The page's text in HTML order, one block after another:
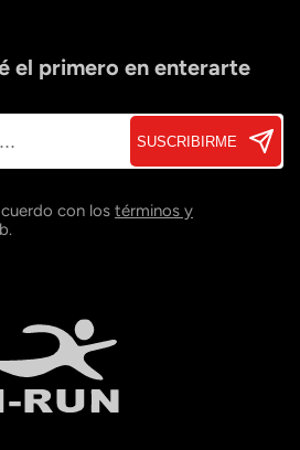
el primero en enterarte
SUSCRIBIRME
con los términos y